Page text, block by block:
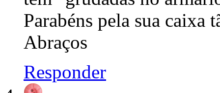
Parabéns pela sua caixa
Abraços
Responder